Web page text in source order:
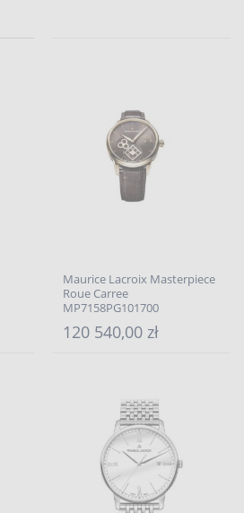
Maurice Lacroix Masterpiece
Roue Carree
MP7158PG101700
120 540,00 zł